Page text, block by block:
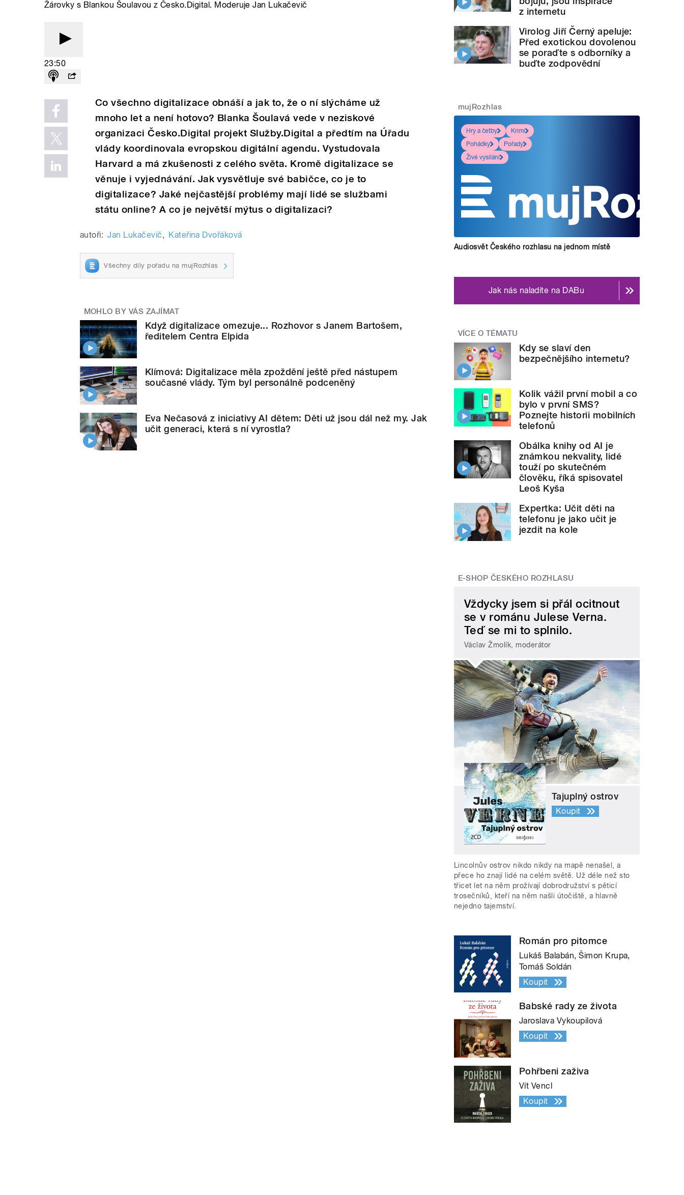
Žárovky s Blankou Šoulavou z Česko.Digital. Moderuje Jan Lukačevič
23:50
Co všechno digitalizace obnáší a jak to, že o ní slýcháme už
mnoho let a není hotovo? Blanka Šoulavá vede v neziskové
organizaci Česko.Digital projekt Služby.Digital a předtím na Úřadu
vlády koordinovala evropskou digitální agendu. Vystudovala
Harvard a má zkušenosti z celého světa. Kromě digitalizace se
věnuje i vyjednávání. Jak vysvětluje své babičce, co je to
digitalizace? Jaké nejčastější problémy mají lidé se službami
státu online? A co je největší mýtus o digitalizaci?
autoři: Jan Lukačevič, Kateřina Dvořáková
Všechny díly pořadu na mujRozhlas
MOHLO BY VÁS ZAJÍMAT
Když digitalizace omezuje... Rozhovor s Janem Bartošem,
ředitelem Centra Elpida
Klímová: Digitalizace měla zpoždění ještě před nástupem
současné vlády. Tým byl personálně podceněný
Eva Nečasová z iniciativy AI dětem: Děti už jsou dál než my. Jak
učit generaci, která s ní vyrostla?
z internetu
Virolog Jiří Černý apeluje:
Před exotickou dovolenou
se poraďte s odborníky a
buďte zodpovědní
mujRozhlas
Hry a četby
Krimi
Pohádky
Pořady
Živé vysílání
Audiosvět Českého rozhlasu na jednom místě
Jak nás naladíte na DABu
VÍCE O TÉMATU
Kdy se slaví den
bezpečnějšího internetu?
Kolik vážil první mobil a co
bylo v první SMS?
Poznejte historii mobilních
telefonů
Obálka knihy od AI je
známkou nekvality, lidé
touží po skutečném
člověku, říká spisovatel
Leoš Kyša
Expertka: Učit děti na
telefonu je jako učit je
jezdit na kole
E-SHOP ČESKÉHO ROZHLASU
Vždycky jsem si přál ocitnout
se v románu Julese Verna.
Teď se mi to splnilo.
Václav Žmolík, moderátor
Tajuplný ostrov
Koupit
Lincolnův ostrov nikdo nikdy na mapě nenašel, a
přece ho znají lidé na celém světě. Už déle než sto
třicet let na něm prožívají dobrodružství s pěticí
trosečníků, kteří na něm našli útočiště, a hlavně
nejedno tajemství.
Román pro pitomce
Lukáš Balabán, Šimon Krupa,
Tomáš Soldán
Koupit
Babské rady ze života
Jaroslava Vykoupilová
Koupit
Pohřbeni zaživa
Vít Vencl
Koupit